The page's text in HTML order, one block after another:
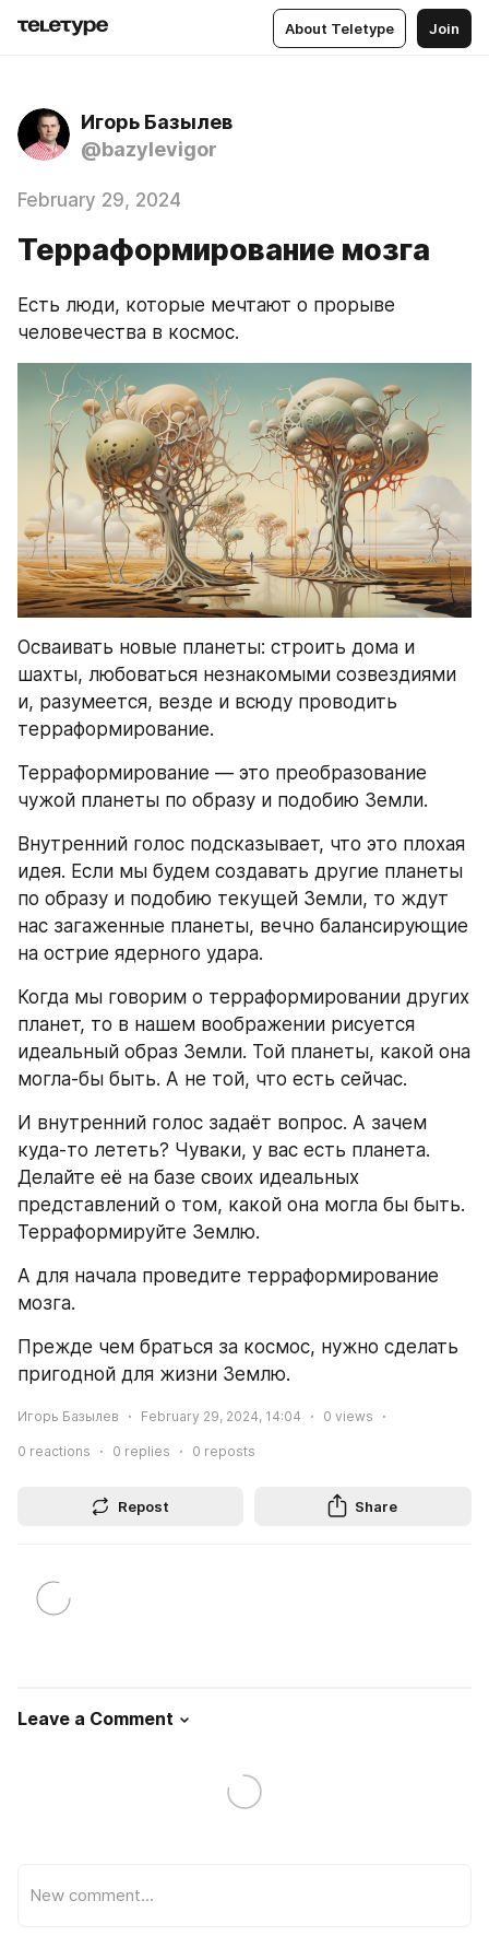
About Teletype Join
Игорь Базылев
@bazylevigor
February 29, 2024
Терраформирование мозга
Есть люди, которые мечтают о прорыве
человечества в космос.
Осваивать новые планеты: строить дома и
шахты, любоваться незнакомыми созвездиями
и, разумеется, везде и всюду проводить
терраформирование.
Терраформирование — это преобразование
чужой планеты по образу и подобию Земли.
Внутренний голос подсказывает, что это плохая
идея. Если мы будем создавать другие планеты
по образу и подобию текущей Земли, то ждут
нас загаженные планеты, вечно балансирующие
на острие ядерного удара.
Когда мы говорим о терраформировании других
планет, то в нашем воображении рисуется
идеальный образ Земли. Той планеты, какой она
могла-бы быть. А не той, что есть сейчас.
И внутренний голос задаёт вопрос. А зачем
куда-то лететь? Чуваки, у вас есть планета.
Делайте её на базе своих идеальных
представлений о том, какой она могла бы быть.
Терраформируйте Землю.
А для начала проведите терраформирование
мозга.
Прежде чем браться за космос, нужно сделать
пригодной для жизни Землю.
Игорь Базылев February 29, 2024, 14:04 0 views
0 reactions 0 replies 0 reposts
Repost Share
Leave a Comment